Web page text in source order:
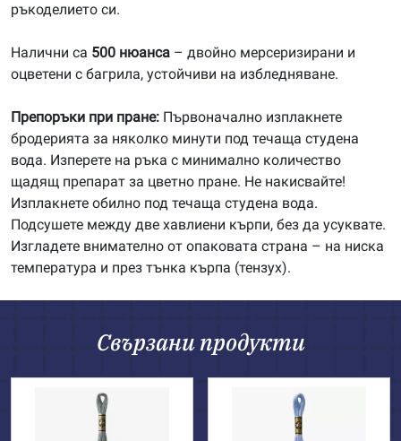
ръкоделието си.
Налични са 500 нюанса – двойно мерсеризирани и
оцветени с багрила, устойчиви на избледняване.
Препоръки при пране: Първоначално изплакнете
бродерията за няколко минути под течаща студена
вода. Изперете на ръка с минимално количество
щадящ препарат за цветно пране. Не накисвайте!
Изплакнете обилно под течаща студена вода.
Подсушете между две хавлиени кърпи, без да усуквате.
Изгладете внимателно от опаковата страна – на ниска
температура и през тънка кърпа (тензух).
Свързани продукти